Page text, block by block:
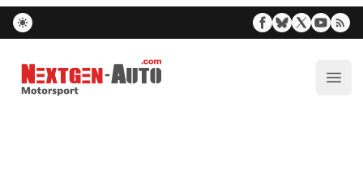
Nextgen-Auto.com